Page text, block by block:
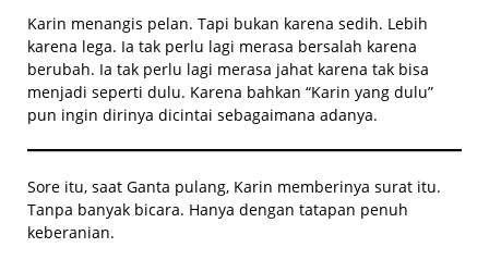
Karin menangis pelan. Tapi bukan karena sedih. Lebih
karena lega. Ia tak perlu lagi merasa bersalah karena
berubah. Ia tak perlu lagi merasa jahat karena tak bisa
menjadi seperti dulu. Karena bahkan “Karin yang dulu”
pun ingin dirinya dicintai sebagaimana adanya.
Sore itu, saat Ganta pulang, Karin memberinya surat itu.
Tanpa banyak bicara. Hanya dengan tatapan penuh
keberanian.